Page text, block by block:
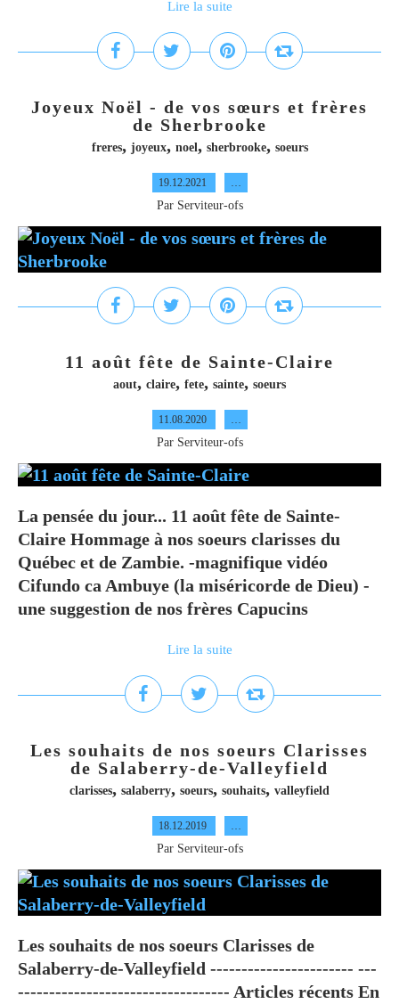
Lire la suite
Joyeux Noël - de vos sœurs et frères
de Sherbrooke
freres, joyeux, noel, sherbrooke, soeurs
19.12.2021 …
Par Serviteur-ofs
11 août fête de Sainte-Claire
aout, claire, fete, sainte, soeurs
11.08.2020 …
Par Serviteur-ofs
La pensée du jour... 11 août fête de Sainte-
Claire Hommage à nos soeurs clarisses du
Québec et de Zambie. -magnifique vidéo
Cifundo ca Ambuye (la miséricorde de Dieu) -
une suggestion de nos frères Capucins
Lire la suite
Les souhaits de nos soeurs Clarisses
de Salaberry-de-Valleyfield
clarisses, salaberry, soeurs, souhaits, valleyfield
18.12.2019 …
Par Serviteur-ofs
Les souhaits de nos soeurs Clarisses de
Salaberry-de-Valleyfield ----------------------- ---
---------------------------------- Articles récents En